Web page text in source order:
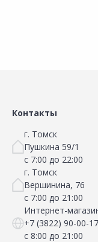
Контакты
г. Томск
Пушкина 59/1
с 7:00 до 22:00
г. Томск
Вершинина, 76
с 7:00 до 21:00
Интернет-
+7 (3822) 90-00-17
с 8:00 до 21:00